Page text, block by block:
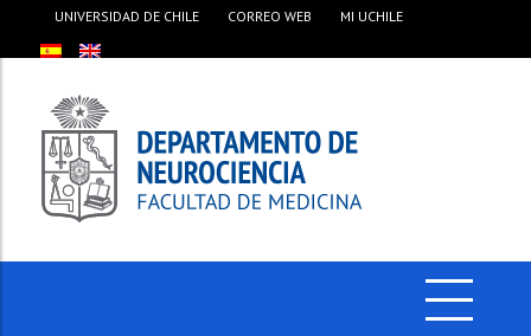
UNIVERSIDAD DE CHILE CORREO WEB MI UCHILE